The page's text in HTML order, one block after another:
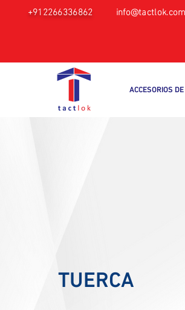
+912266336862 info@tactlok.com
TUERCA